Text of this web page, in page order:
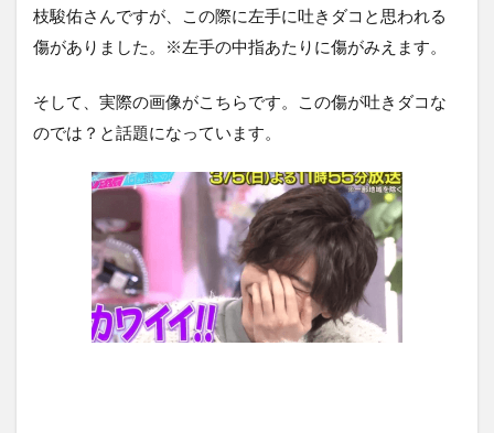
枝駿佑さんですが、この際に左手に吐きダコと思われる
傷がありました。※左手の中指あたりに傷がみえます。
そして、実際の画像がこちらです。この傷が吐きダコな
のでは？と話題になっています。